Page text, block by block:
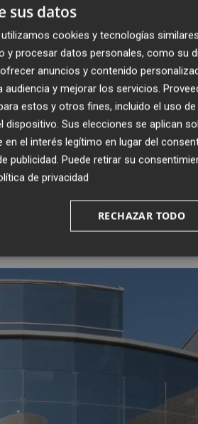
España del fondo alemán
DWS
una compañía expresamente,
y en la que comparten el
la adquisición, aunque
los compradores en la
De momento, han abonado
de la operación, y harán lo
dicho será antes del 29 de
sus datos
cookies y tecnologías
y procesar datos personales, como su
anuncios y contenido
y mejorar los servicios.
estos y otros fines, incluido el uso
Sus elecciones se aplican
en el interés legítimo en lugar del
publicidad. Puede retirar su
de privacidad
RECHAZAR TODO